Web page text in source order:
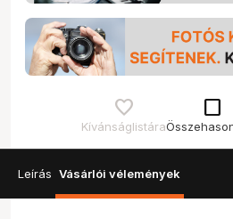
Kívánságlistára
check_box_outline_blank
Leírás Vásárlói vélemények